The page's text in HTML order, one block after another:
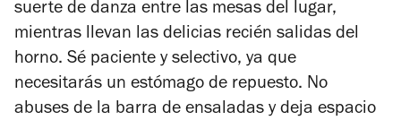
suerte de danza entre las mesas del lugar,
mientras llevan las delicias recién salidas del
horno. Sé paciente y selectivo, ya que
necesitarás un estómago de repuesto. No
abuses de la barra de ensaladas y deja espacio